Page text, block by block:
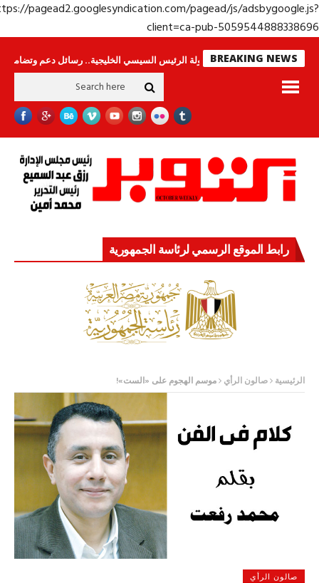
https://pagead2.googlesyndication.com/pagead/js/
client=ca-pub-
BREAKING NEWS
لا ينامون جولة الرئيس السيسي الخليجية.. رسائل دعم وتضامن للأشقاء
رابط الموقع الرسمي لرئاسة الجمهورية
الرئيسية صالون الرأي موسم الهجوم على «الست»!
صالون الرأي